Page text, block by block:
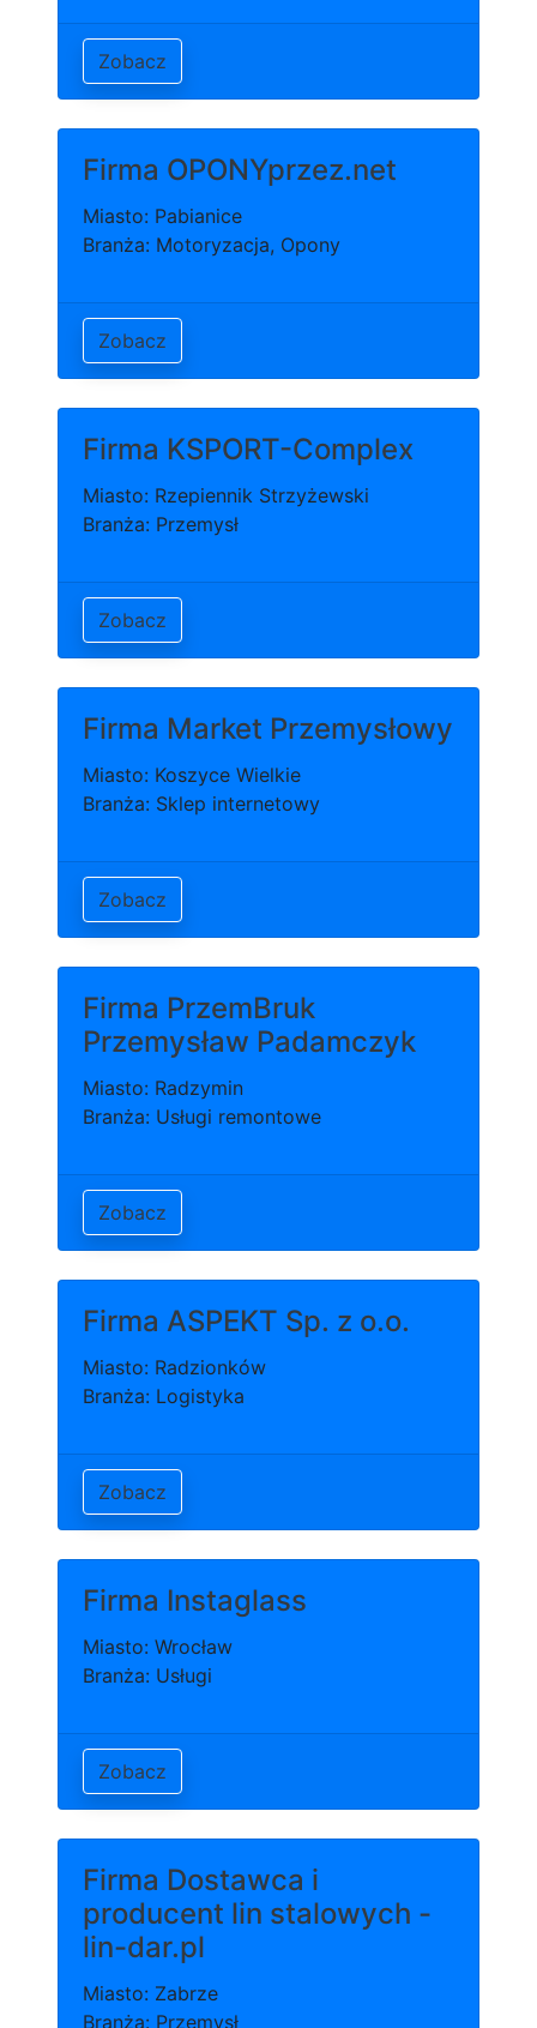
Zobacz
Firma OPONYprzez.net
Miasto: Pabianice
Branża: Motoryzacja, Opony
Zobacz
Firma KSPORT-Complex
Miasto: Rzepiennik Strzyżewski
Branża: Przemysł
Zobacz
Firma Market Przemysłowy
Miasto: Koszyce Wielkie
Branża: Sklep internetowy
Zobacz
Firma PrzemBruk
Przemysław Padamczyk
Miasto: Radzymin
Branża: Usługi remontowe
Zobacz
Firma ASPEKT Sp. z o.o.
Miasto: Radzionków
Branża: Logistyka
Zobacz
Firma Instaglass
Miasto: Wrocław
Branża: Usługi
Zobacz
Firma Dostawca i
producent lin stalowych -
lin-dar.pl
Miasto: Zabrze
Branża: Przemysł